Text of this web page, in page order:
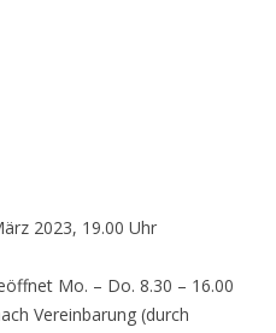
2023, 19.00 Uhr
Mo. – Do. 8.30 – 16.00
Vereinbarung (durch